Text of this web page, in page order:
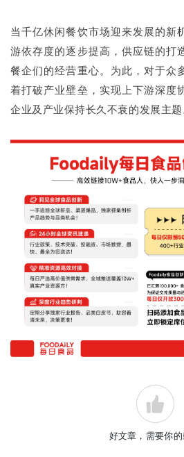
当千亿休闲餐饮市场迎来发展的新
游依存度的逐步提高，供应链的打
餐企们的经营重心。为此，对于众
着打破产业壁垒，实现上下游深度
企业及产业保持长久不衰的发展主题
好文章，需要你